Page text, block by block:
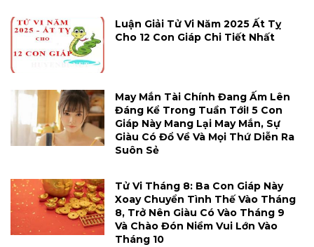
Luận Giải Tử Vi Năm 2025 Ất Tỵ
Cho 12 Con Giáp Chi Tiết Nhất
May Mắn Tài Chính Đang Ấm Lên
Đáng Kể Trong Tuần Tới! 5 Con
Giáp Này Mang Lại May Mắn, Sự
Giàu Có Đổ Về Và Mọi Thứ Diễn Ra
Suôn Sẻ
Tử Vi Tháng 8: Ba Con Giáp Này
Xoay Chuyển Tình Thế Vào Tháng
8, Trở Nên Giàu Có Vào Tháng 9
Và Chào Đón Niềm Vui Lớn Vào
Tháng 10